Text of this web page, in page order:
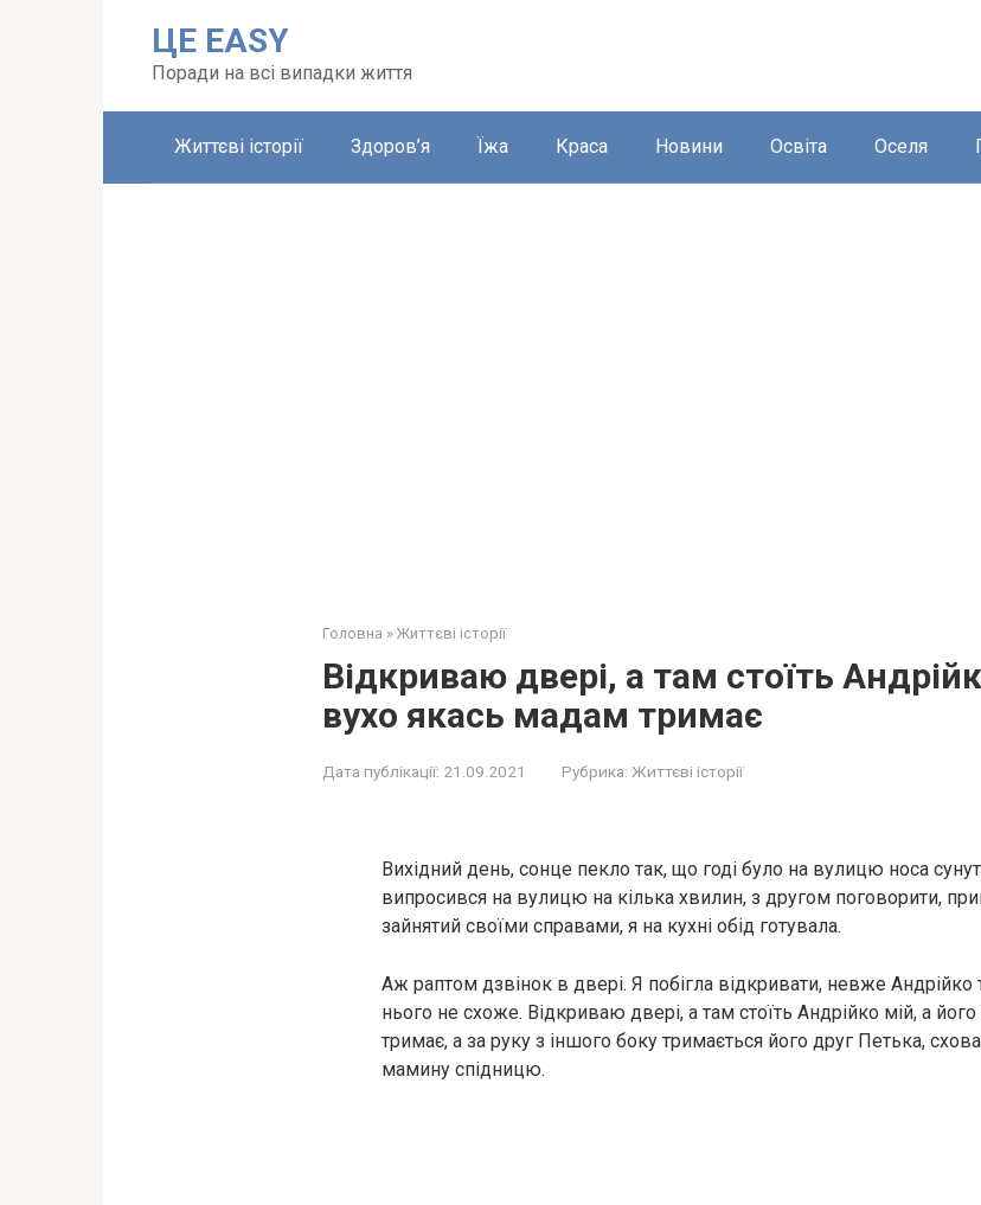
ЦЕ EASY
Поради на всі випадки життя
Життєві історії Здоров’я Їжа Краса Новини Освіта Оселя
Головна » Життєві історії
Відкриваю двері, а там стоїть
вухо якась мадам тримає
Дата публікації: 21.09.2021 Рубрика: Життєві історії
Вихідний день, сонце пекло так, що годі було на вулицю носа
випросився на вулицю на кілька хвилин, з другом поговорити,
зайнятий своїми справами, я на кухні обід готувала.
Аж раптом дзвінок в двері. Я побігла відкривати, невже Андрійко
нього не схоже. Відкриваю двері, а там стоїть Андрійко мій, а
тримає, а за руку з іншого боку тримається його друг Петька,
мамину спідницю.